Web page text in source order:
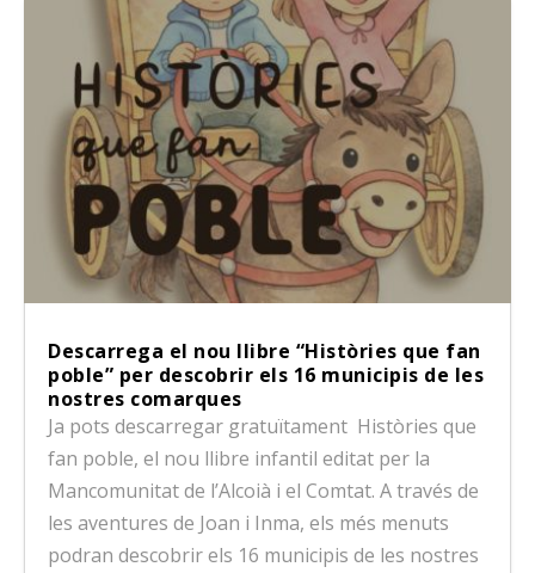
Descarrega el nou llibre “Històries que fan
poble” per descobrir els 16 municipis de les
nostres comarques
Ja pots descarregar gratuïtament Històries que
fan poble, el nou llibre infantil editat per la
Mancomunitat de l’Alcoià i el Comtat. A través de
les aventures de Joan i Inma, els més menuts
podran descobrir els 16 municipis de les nostres